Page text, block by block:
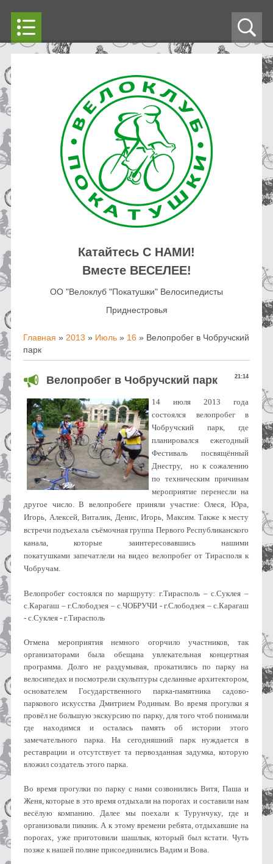
Катайтесь С НАМИ!
Вместе ВЕСЕЛЕЕ!
OO "Велоклуб "Покатушки" Велосипедисты
Приднестровья
Главная » 2013 » Июль » 16 » Велопробег в Чобручский
парк
21:14
Велопробег в Чобручский парк
14 июля 2013 года
состоялся велопробег в
Чобручский парк, где
планировался ежегодный
Фестиваль посвящённый
Днестру, но к сожалению
по техническим причинам
мероприятие перенесли на
другое число. В велопробеге приняли участие: Олеся, Юра,
Игорь, Алексей, Виталик, Денис, Игорь, Максим. Также к месту
встречи подъехала съёмочная группа Первого Республиканского
канала, которые заинтересовавшись нашими
покатушками запечатлели на видео велопробег от Тирасполя к
Чобручам.
Велопробег состоялся по маршруту: г.Тирасполь – с.Суклея –
с.Карагаш – г.Слободзея – с.ЧОБРУЧИ - г.Слободзея – с.Карагаш
- с.Суклея - г.Тирасполь
Отмена мероприятия немного огорчило участников, так
организаторами была обещана увлекательная концертная
программа. Долго не раздумывая, прокатились по парку на
велосипедах и посмотрели скульптуры сделанные архитектором,
основателем Государственного парка-памятника садово-
паркового искусства Дмитрием Родиным. Во время прогулки я
провёл не большую экскурсию по парку, для того чтоб понимали
где находимся и осталась память об истории этого
замечательного парка. На сегодняшний парк нуждается в
реставрации и отсутствует та первозданная задумка, которую
вложил создатель этого парка.
Во время прогулки по парку с нами созвонились Витя, Паша и
Женя, которые в это время отдыхали на порогах и составили нам
весёлую компанию. Далее мы поехали к Турунчуку, где и
организовали пикник. А к этому времени ребята, отдыхавшие на
порогах, уже приготовили шашлык, который был кстати. Чуть
позже к нашей поляне присоединились Вадим и Вова.